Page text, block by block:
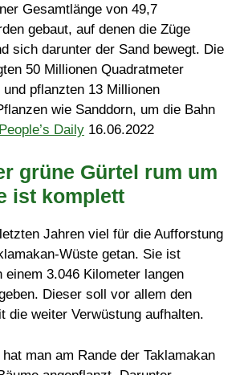
Gesamtlänge von 49,7
gebaut, auf denen die Züge
sich darunter der Sand bewegt. Die
50 Millionen Quadratmeter
pflanzten 13 Millionen
wie Sanddorn, um die Bahn
People’s Daily 16.06.2022
grüne Gürtel rum um
ist komplett
Jahren viel für die Aufforstung
Wüste getan. Sie ist
einem 3.046 Kilometer langen
Dieser soll vor allem den
die weiter Verwüstung aufhalten.
man am Rande der Taklamakan